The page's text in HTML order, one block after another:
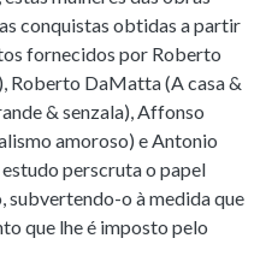
conquistas obtidas a partir
fornecidos por Roberto
Roberto DaMatta (A casa &
& senzala), Affonso
amoroso) e Antonio
perscruta o papel
subvertendo-o à medida que
que lhe é imposto pelo